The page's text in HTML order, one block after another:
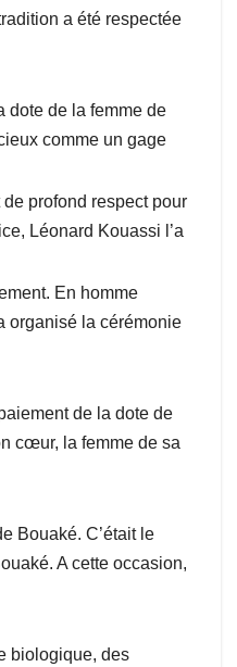
a été respectée
dote de la femme de
comme un gage
de profond respect pour
Léonard Kouassi l’a
En homme
organisé la cérémonie
de la dote de
cœur, la femme de sa
Bouaké. C’était le
A cette occasion,
biologique, des